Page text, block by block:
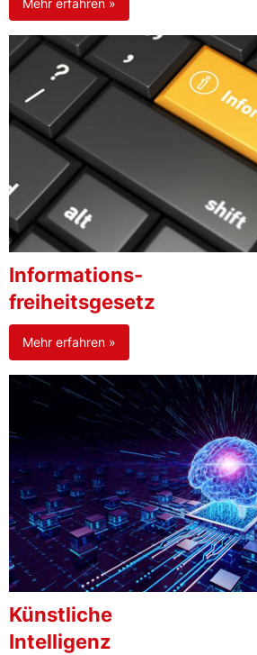
Informations-
freiheitsgesetz
Mehr erfahren »
Künstliche
Intelligenz